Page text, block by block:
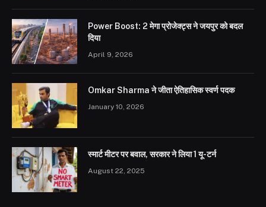
Power Boost: 2 मेगा प्रोजेक्ट्स ने जयपुर को बदल
दिया
April 9, 2026
Omkar Sharma ने जीता ऐतिहासिक स्वर्ण पदक
January 10, 2026
स्मार्ट मीटर पर बवाल, सरकार ने लिया 1 यू-टर्न
August 22, 2025